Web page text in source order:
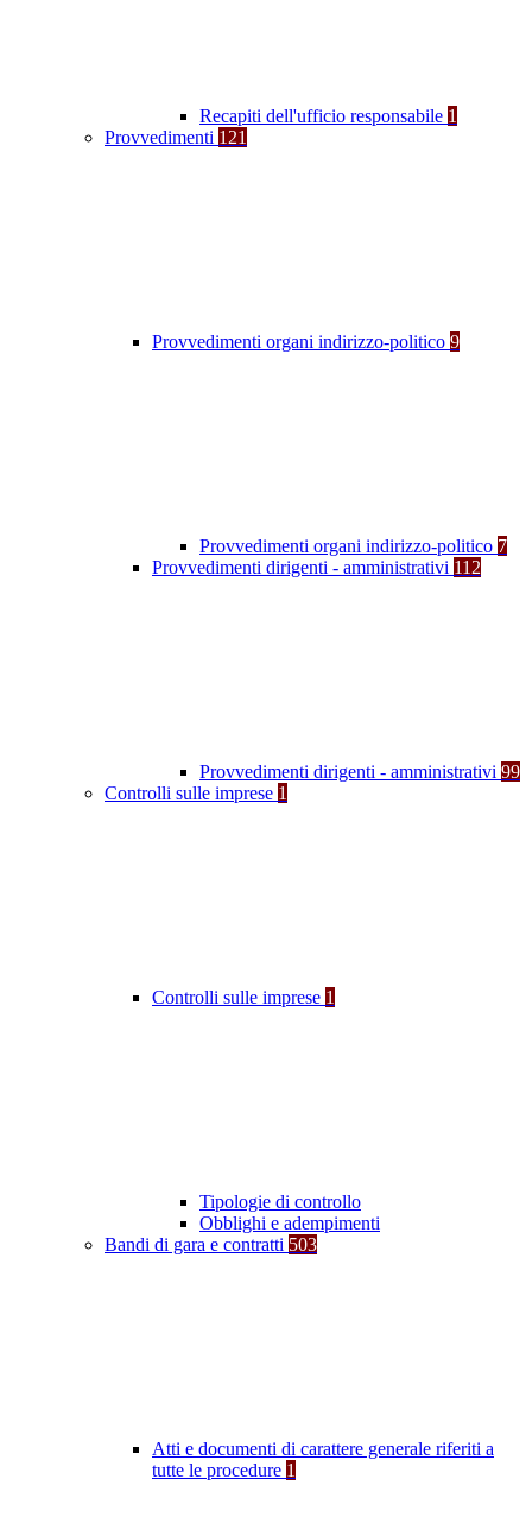
Recapiti dell'ufficio responsabile 1
Provvedimenti 121
Provvedimenti organi indirizzo-politico 9
Provvedimenti organi indirizzo-politico 7
Provvedimenti dirigenti - amministrativi 112
Provvedimenti dirigenti - amministrativi 99
Controlli sulle imprese 1
Controlli sulle imprese 1
Tipologie di controllo
Obblighi e adempimenti
Bandi di gara e contratti 503
Atti e documenti di carattere generale riferiti a
tutte le procedure 1